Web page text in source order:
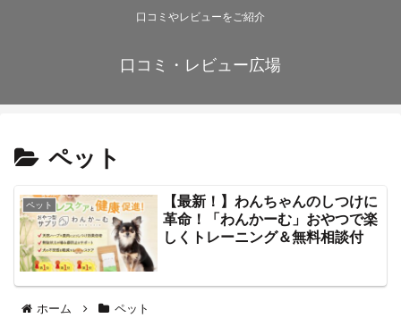
口コミやレビューをご紹介
口コミ・レビュー広場
ペット
ペット
【最新！】わんちゃんのしつけに
革命！「わんかーむ」おやつで楽
しくトレーニング＆無料相談付
ホーム ペット